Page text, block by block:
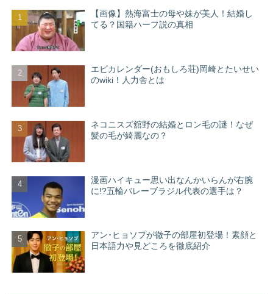
【画像】熱海富士の母や妹が美人！結婚し
てる？国籍ハーフ説の真相
エビカレンダー(おもしろ荘)岡崎とたいせい
のwiki！人力舎とは
ネコニスズ舘野の結婚とロン毛の謎！なぜ
髪の毛が綺麗なの？
漫画ハイキュー思い出なんかいらんが右腕
に!?五輪バレーブラジル代表の選手は？
アン･ヒョソプが徹子の部屋初登場！素顔と
日本語力や見どころを徹底紹介